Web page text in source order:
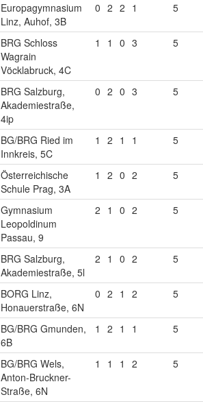
Europagymnasium
Linz, Auhof, 3B
0 2 2 1 5
BRG Schloss
Wagrain
Vöcklabruck, 4C
1 1 0 3 5
BRG Salzburg,
Akademiestraße,
4ip
0 2 0 3 5
BG/BRG Ried im
Innkreis, 5C
1 2 1 1 5
Österreichische
Schule Prag, 3A
1 2 0 2 5
Gymnasium
Leopoldinum
Passau, 9
2 1 0 2 5
BRG Salzburg,
Akademiestraße, 5l
2 1 0 2 5
BORG Linz,
Honauerstraße, 6N
0 2 1 2 5
BG/BRG Gmunden,
6B
1 2 1 1 5
BG/BRG Wels,
Anton-Bruckner-
Straße, 6N
1 1 1 2 5